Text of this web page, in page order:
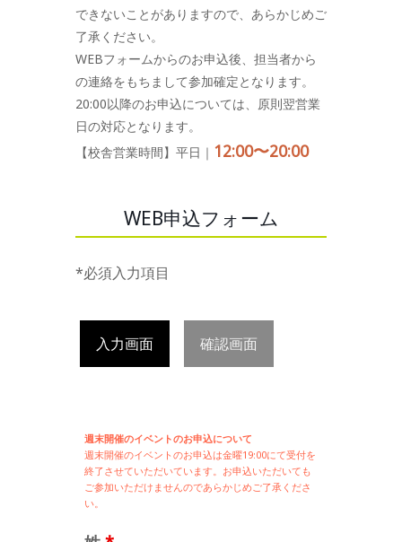
できないことがありますので、あらかじめご
了承ください。
WEBフォームからのお申込後、担当者から
の連絡をもちまして参加確定となります。
20:00以降のお申込については、原則翌営業
日の対応となります。
【校舎営業時間】平日｜ 12:00〜20:00
WEB申込フォーム
*必須入力項目
入力画面 確認画面
週末開催のイベントのお申込について
週末開催のイベントのお申込は金曜19:00にて受付を
終了させていただいています。お申込いただいても
ご参加いただけませんのであらかじめご了承くださ
い。